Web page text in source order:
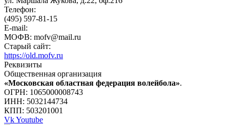
Телефон:
(495) 597-81-15
E-mail:
МОФВ: mofv@mail.ru
Старый сайт:
https://old.mofv.ru
Реквизиты
Общественная организация
«Московская областная федерация волейбола».
ОГРН: 1065000008743
ИНН: 5032144734
КПП: 503201001
VkYoutube